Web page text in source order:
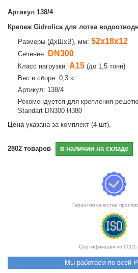
Артикул 138/4
Крепеж Gidrolica для лотка
Размеры (ДхШхВ), мм: 52х18х12
Сечение: DN300
Класс нагрузки: А15 (до 1,5 тонн)
Вес в сборе: 0,3 кг.
Артикул: 138/4
Рекомендуется для крепления
Standart DN300 Н380
Ценауказана за комплект (4 шт).
2802 товаров в наличии на складе
Гарантия качества
Сертификация по
Мы работаем по всей